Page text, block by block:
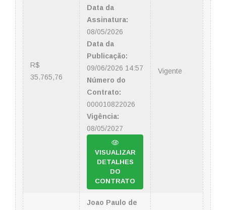
R$
35.765,76
Data da
Assinatura:
08/05/2026
Data da
Publicação:
09/06/2026 14:57
Número do
Contrato:
000010822026
Vigência:
08/05/2027
VISUALIZAR
DETALHES
DO
CONTRATO
Vigente
Joao Paulo de